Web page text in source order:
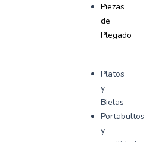
Piezas
de
Plegado
Platos
y
Bielas
Portabultos
y